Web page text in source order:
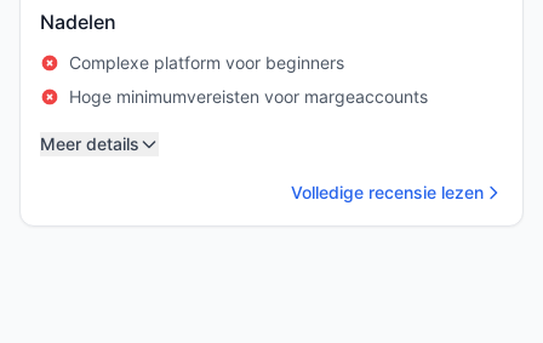
Nadelen
Complexe platform voor beginners
Hoge minimumvereisten voor margeaccounts
Meer details
Volledige recensie lezen